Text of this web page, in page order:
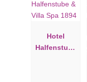
Hotel
Halfenstube